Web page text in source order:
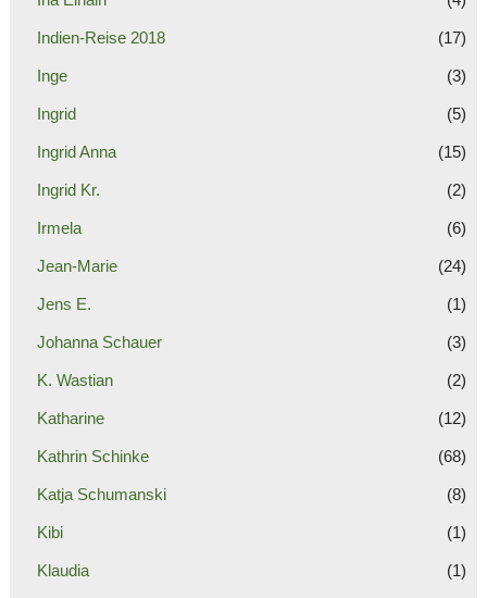
Indien-Reise 2018 (17)
Inge (3)
Ingrid (5)
Ingrid Anna (15)
Ingrid Kr. (2)
Irmela (6)
Jean-Marie (24)
Jens E. (1)
Johanna Schauer (3)
K. Wastian (2)
Katharine (12)
Kathrin Schinke (68)
Katja Schumanski (8)
Kibi (1)
Klaudia (1)